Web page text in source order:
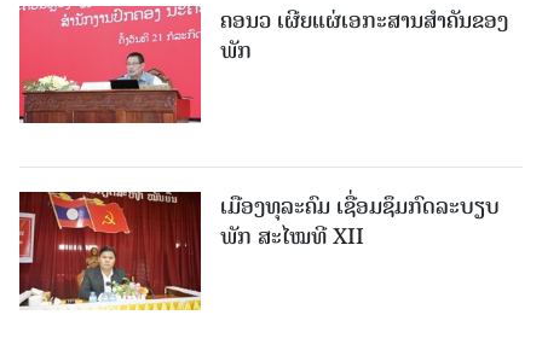
ຄອນວ ເຜີຍແຜ່ເອກະສານສໍາຄັນຂອງ
ພັກ
ເມືອງທຸລະຄົມ ເຊື່ອມຊຶມກົດລະບຽບ
ພັກ ສະໄໝທີ XII